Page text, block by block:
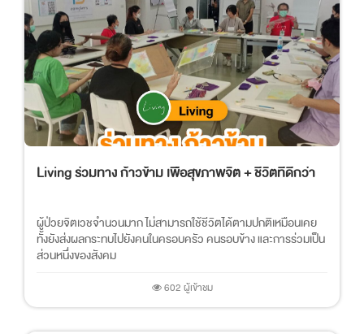
Living ร่วมทาง ก้าวข้าม เพื่อสุขภาพจิต + ชีวิตที่ดีกว่า
ผู้ป่วยจิตเวชจำนวนมาก ไม่สามารถใช้ชีวิตได้ตามปกติเหมือนเคย
ทั้งยังส่งผลกระทบไปยังคนในครอบครัว คนรอบข้าง และการร่วมเป็น
ส่วนหนึ่งของสังคม
602 ผู้เข้าชม